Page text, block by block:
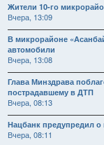
Жители 10-го
Вчера, 13:09
В микрорайоне
автомобили
Вчера, 13:08
Глава Минздрава
пострадавшему в ДТП
Вчера, 08:13
Нацбанк предупредил
Вчера, 08:11